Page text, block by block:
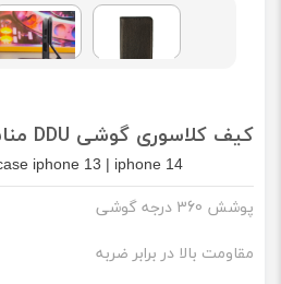
کیف کلاسوری گوشی DDU مناسب اپل ایفون 13 | ایفون 14
iphone 13 | iphone 14
پوشش 360 درجه گوشی
مقاومت بالا در برابر ضربه